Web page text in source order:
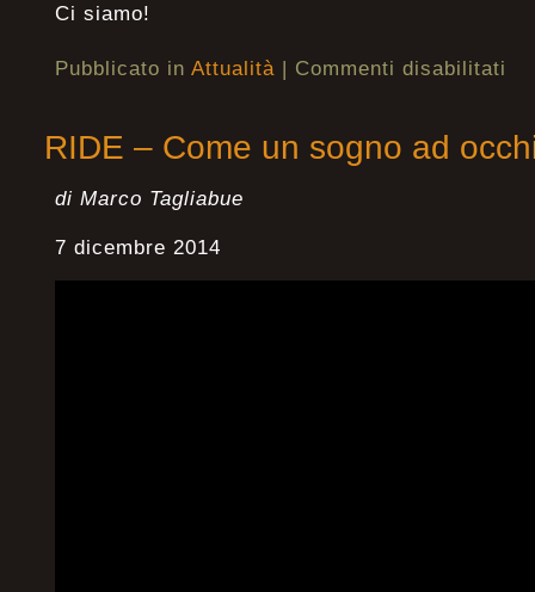
Ci siamo!
Pubblicato in Attualità | Commenti disabilitati
RIDE – Come un sogno ad
di Marco Tagliabue
7 dicembre 2014